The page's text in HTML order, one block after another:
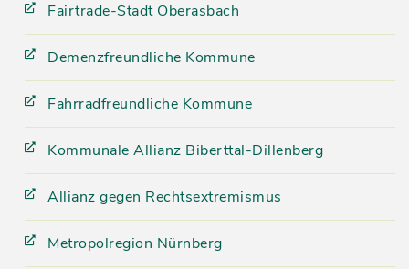
Fairtrade-Stadt Oberasbach
Demenzfreundliche Kommune
Fahrradfreundliche Kommune
Kommunale Allianz Biberttal-Dillenberg
Allianz gegen Rechtsextremismus
Metropolregion Nürnberg